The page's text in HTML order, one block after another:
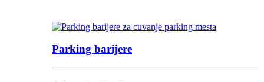
Parking barijere